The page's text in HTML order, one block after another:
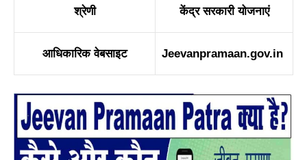
श्रेणी केंद्र सरकारी योजनाएं
आधिकारिक वेबसाइट Jeevanpramaan.gov.in